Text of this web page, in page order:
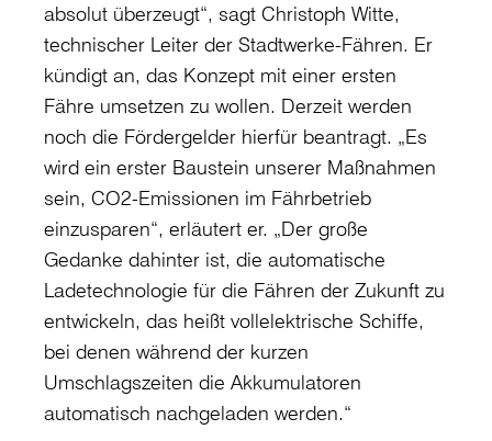
absolut überzeugt“, sagt Christoph Witte,
technischer Leiter der Stadtwerke-Fähren. Er
kündigt an, das Konzept mit einer ersten
Fähre umsetzen zu wollen. Derzeit werden
noch die Fördergelder hierfür beantragt. „Es
wird ein erster Baustein unserer Maßnahmen
sein, CO2-Emissionen im Fährbetrieb
einzusparen“, erläutert er. „Der große
Gedanke dahinter ist, die automatische
Ladetechnologie für die Fähren der Zukunft zu
entwickeln, das heißt vollelektrische Schiffe,
bei denen während der kurzen
Umschlagszeiten die Akkumulatoren
automatisch nachgeladen werden.“